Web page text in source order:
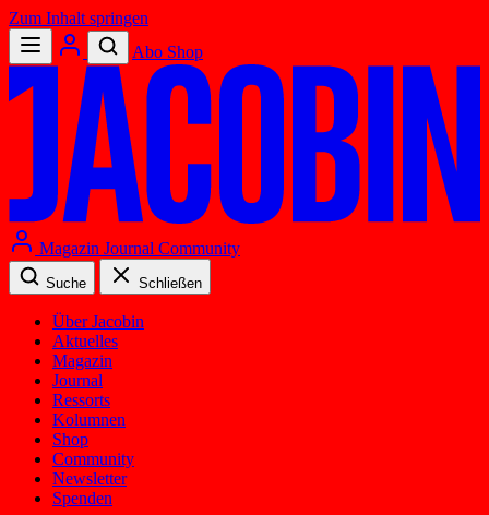
Zum Inhalt springen
Abo Shop
Magazin Journal Community
Suche Schließen
Über Jacobin
Aktuelles
Magazin
Journal
Ressorts
Kolumnen
Shop
Community
Newsletter
Spenden